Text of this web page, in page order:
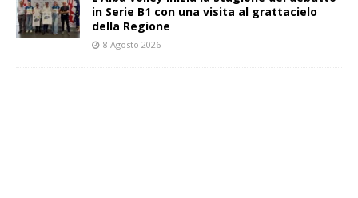
in Serie B1 con una visita al grattacielo
della Regione
8 Agosto 2026